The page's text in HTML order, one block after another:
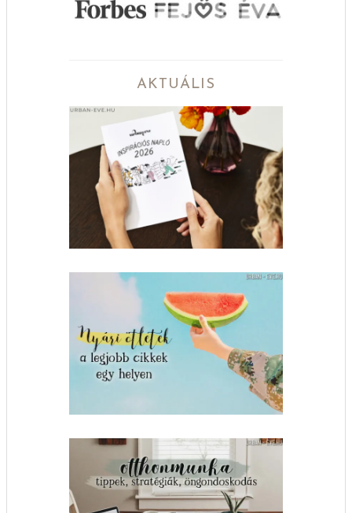
AKTUÁLIS